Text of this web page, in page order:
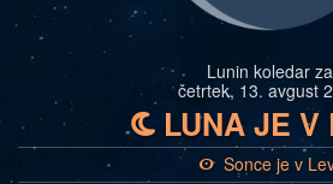
Lunin koledar za
četrtek, 13. avgust
bLUNA JE V
a Sonce je v